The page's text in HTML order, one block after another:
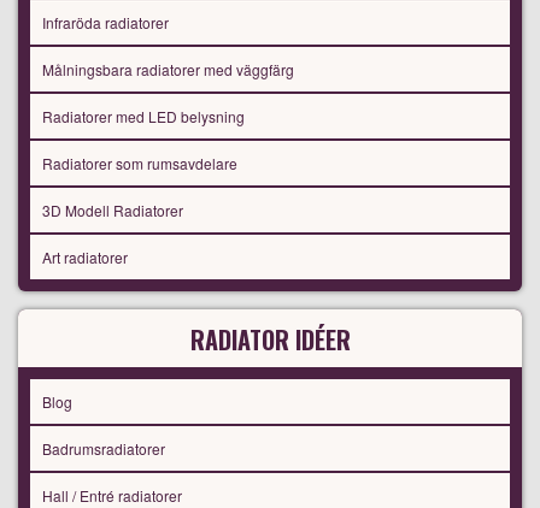
Infraröda radiatorer
Målningsbara radiatorer med väggfärg
Radiatorer med LED belysning
Radiatorer som rumsavdelare
3D Modell Radiatorer
Art radiatorer
RADIATOR IDÉER
Blog
Badrumsradiatorer
Hall / Entré radiatorer